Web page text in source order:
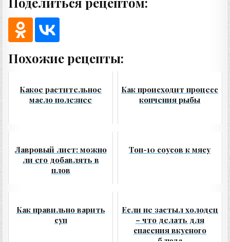
Похожие рецепты:
Какое растительное
масло полезнее
Как происходит процесс
копчения рыбы
Лавровый лист: можно
ли его добавлять в
плов
Топ-10 соусов к мясу
Как правильно варить
суп
Если не застыл холодец
– что делать для
спасения вкусного